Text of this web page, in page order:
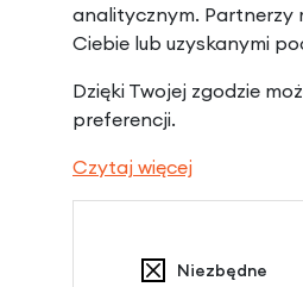
analitycznym. Partnerzy
Ciebie lub uzyskanymi
Dzięki Twojej zgodzie
preferencji.
Czytaj więcej
Niezbędne